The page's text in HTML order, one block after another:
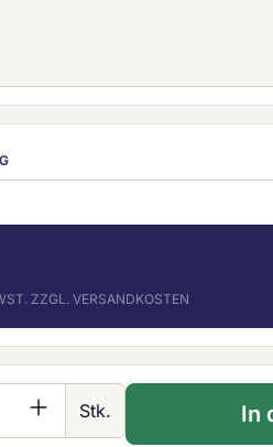
ZZGL. VERSANDKOSTEN
Gib den
Stk. In